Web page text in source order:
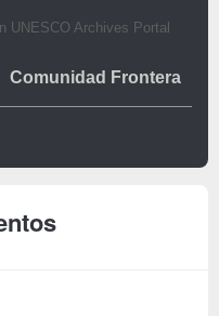
Comunidad Frontera